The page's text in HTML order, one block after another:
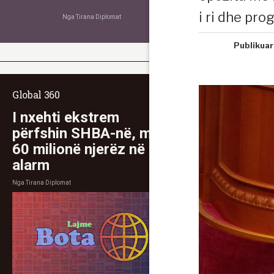
i ri dhe
Nga Tirana Diplomat
Global 360
I nxehti ekstrem
përfshin SHBA-në, mbi
60 milionë njerëz në
alarm
NgaTirana Diplomat